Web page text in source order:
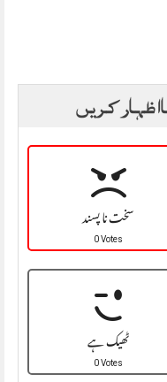
اظہار کریں
سخت نا پسند
0 Votes
ٹھیک ہے
0 Votes